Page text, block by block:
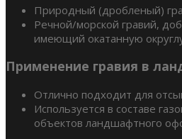
Природный (дробленый)
Речной/морской гравий,
имеющий окатанную
Применение гравия в
Отлично подходит для
Используется в составе
объектов ландшафтного